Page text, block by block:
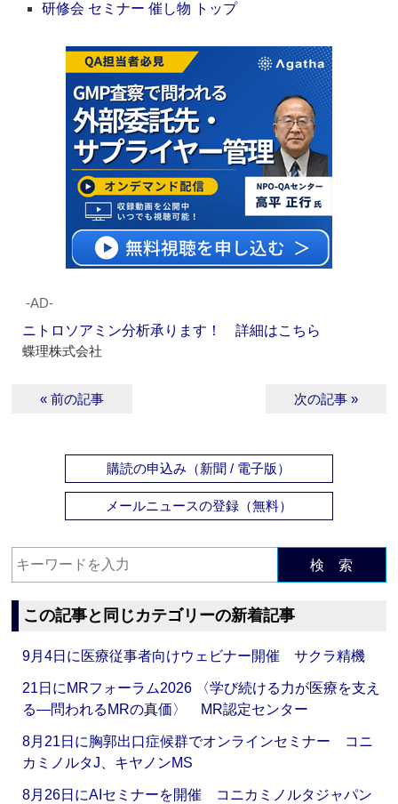
研修会 セミナー 催し物 トップ
‐AD‐
ニトロソアミン分析承ります！ 詳細はこちら
蝶理株式会社
« 前の記事 次の記事 »
購読の申込み（新聞 / 電子版）
メールニュースの登録（無料）
検 索
この記事と同じカテゴリーの新着記事
9月4日に医療従事者向けウェビナー開催 サクラ精機
21日にMRフォーラム2026 〈学び続ける力が医療を支え
る―問われるMRの真価〉 MR認定センター
8月21日に胸郭出口症候群でオンラインセミナー コニ
カミノルタJ、キヤノンMS
8月26日にAIセミナーを開催 コニカミノルタジャパン